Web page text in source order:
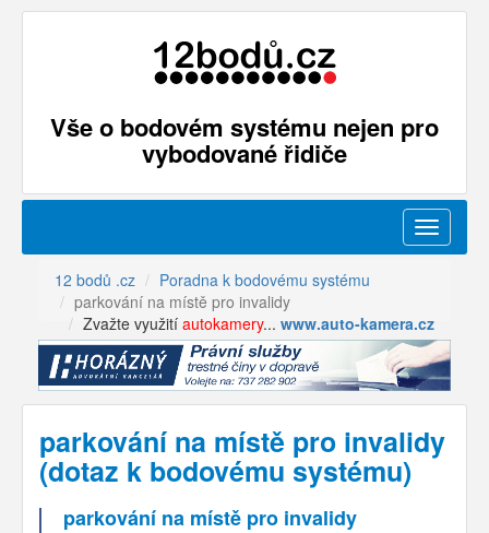
Vše o bodovém systému nejen pro
vybodované řidiče
Menu
12 bodů .cz
Poradna k bodovému systému
parkování na místě pro invalidy
Zvažte využití autokamery... www.auto-kamera.cz
parkování na místě pro invalidy
(dotaz k bodovému systému)
parkování na místě pro invalidy